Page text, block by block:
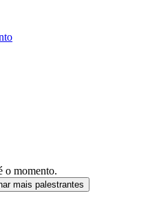
o momento.
mais palestrantes